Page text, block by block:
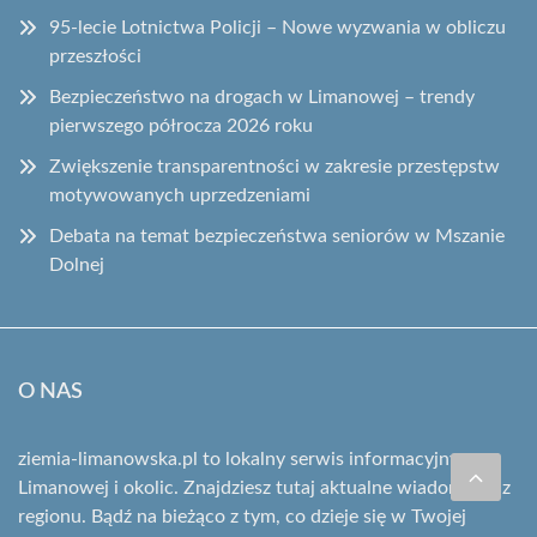
95-lecie Lotnictwa Policji – Nowe wyzwania w obliczu
przeszłości
Bezpieczeństwo na drogach w Limanowej – trendy
pierwszego półrocza 2026 roku
Zwiększenie transparentności w zakresie przestępstw
motywowanych uprzedzeniami
Debata na temat bezpieczeństwa seniorów w Mszanie
Dolnej
O NAS
ziemia-limanowska.pl to lokalny serwis informacyjny z
Limanowej i okolic. Znajdziesz tutaj aktualne wiadomości z
regionu. Bądź na bieżąco z tym, co dzieje się w Twojej